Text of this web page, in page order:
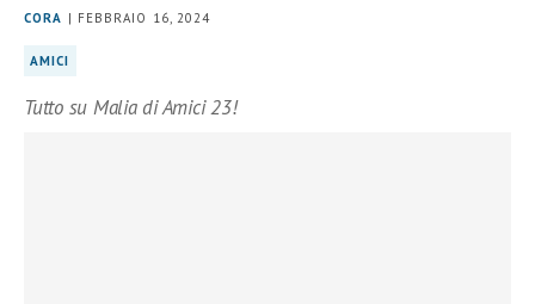
CORA | FEBBRAIO 16, 2024
AMICI
Tutto su Malia di Amici 23!